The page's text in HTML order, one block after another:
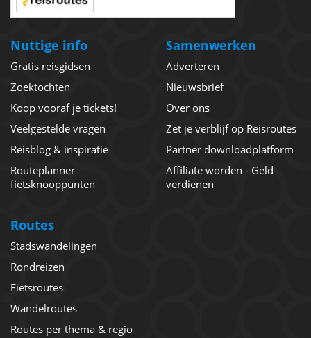
Nuttige info
Gratis reisgidsen
Zoektochten
Koop vooraf je tickets!
Veelgestelde vragen
Reisblog & inspiratie
Routeplanner
fietsknooppunten
Samenwerken
Adverteren
Nieuwsbrief
Over ons
Zet je verblijf op Reisroutes
Partner downloadplatform
Affiliate worden - Geld
verdienen
Routes
Stadswandelingen
Rondreizen
Fietsroutes
Wandelroutes
Routes per thema & regio